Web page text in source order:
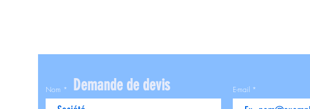
Demande de devis
Nom E-mail